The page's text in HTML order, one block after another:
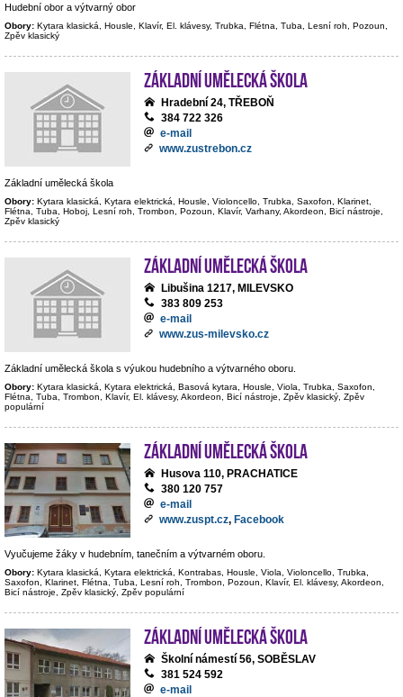
Hudební obor a výtvarný obor
Obory: Kytara klasická, Housle, Klavír, El. klávesy, Trubka, Flétna, Tuba, Lesní roh, Pozoun,
Zpěv klasický
Základní umělecká škola
Hradební 24, TŘEBOŇ
384 722 326
e-mail
www.zustrebon.cz
Základní umělecká škola
Obory: Kytara klasická, Kytara elektrická, Housle, Violoncello, Trubka, Saxofon, Klarinet,
Flétna, Tuba, Hoboj, Lesní roh, Trombon, Pozoun, Klavír, Varhany, Akordeon, Bicí nástroje,
Zpěv klasický
Základní umělecká škola
Libušina 1217, MILEVSKO
383 809 253
e-mail
www.zus-milevsko.cz
Základní umělecká škola s výukou hudebního a výtvarného oboru.
Obory: Kytara klasická, Kytara elektrická, Basová kytara, Housle, Viola, Trubka, Saxofon,
Flétna, Tuba, Trombon, Klavír, El. klávesy, Akordeon, Bicí nástroje, Zpěv klasický, Zpěv
populární
Základní umělecká škola
Husova 110, PRACHATICE
380 120 757
e-mail
www.zuspt.cz, Facebook
Vyučujeme žáky v hudebním, tanečním a výtvarném oboru.
Obory: Kytara klasická, Kytara elektrická, Kontrabas, Housle, Viola, Violoncello, Trubka,
Saxofon, Klarinet, Flétna, Tuba, Lesní roh, Trombon, Pozoun, Klavír, El. klávesy, Akordeon,
Bicí nástroje, Zpěv klasický, Zpěv populární
Základní umělecká škola
Školní námestí 56, SOBĚSLAV
381 524 592
e-mail